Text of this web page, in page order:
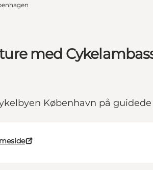
med
København på